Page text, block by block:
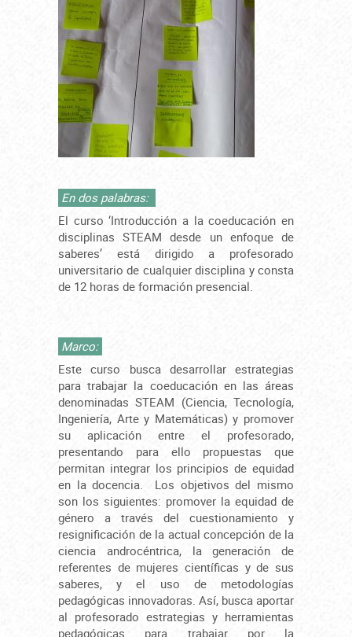
En dos palabras:
El curso ‘Introducción a la coeducación en
disciplinas STEAM desde un enfoque de
saberes’ está dirigido a profesorado
universitario de cualquier disciplina y consta
de 12 horas de formación presencial.
Marco:
Este curso busca desarrollar estrategias
para trabajar la coeducación en las áreas
denominadas STEAM (Ciencia, Tecnología,
Ingeniería, Arte y Matemáticas) y promover
su aplicación entre el profesorado,
presentando para ello propuestas que
permitan integrar los principios de equidad
en la docencia. Los objetivos del mismo
son los siguientes: promover la equidad de
género a través del cuestionamiento y
resignificación de la actual concepción de la
ciencia androcéntrica, la generación de
referentes de mujeres científicas y de sus
saberes, y el uso de metodologías
pedagógicas innovadoras. Así, busca aportar
al profesorado estrategias y herramientas
pedagógicas para trabajar por la